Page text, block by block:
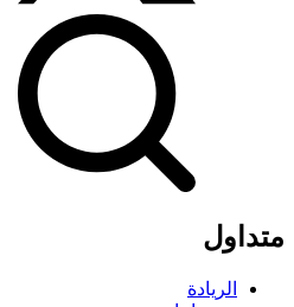
متداول
الريادة